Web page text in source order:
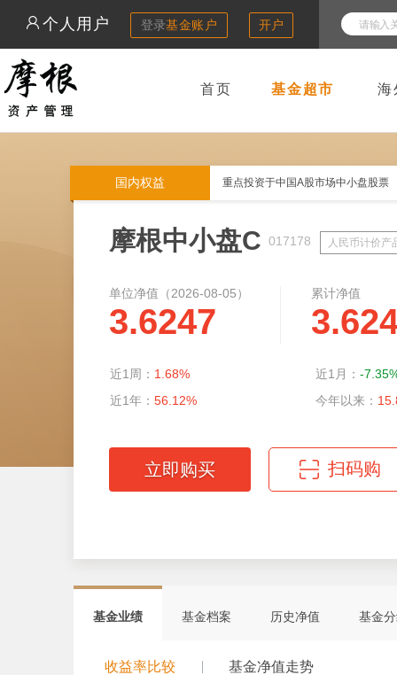
个人用户 登录基金账户 开户
首页 基金超市 海
国内权益 重点投资于中国A股市场中小盘股票
摩根中小盘C 017178 人民币计价产
单位净值（2026-08-05）
3.6247
累计净值
近1周： 1.68% 近1月： -
近1年： 56.12% 今年以来：
立即购买 扫码购
基金业绩 基金档案 历史净值 基金
收益率比较 基金净值走势